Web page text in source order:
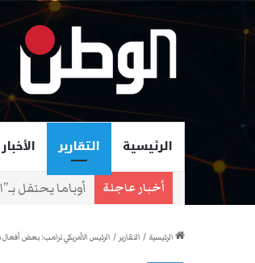
الرئيسية التقارير الأخبار
أخبار عاجلة زهران ممداني
الرئيسية / التقارير / الرئيس الأمريكي ترامب: بعض أفعال